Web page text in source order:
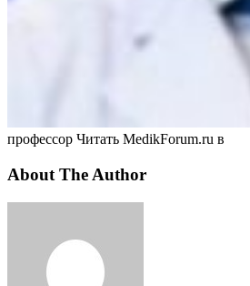
профессор Читать MedikForum.ru в
About The Author